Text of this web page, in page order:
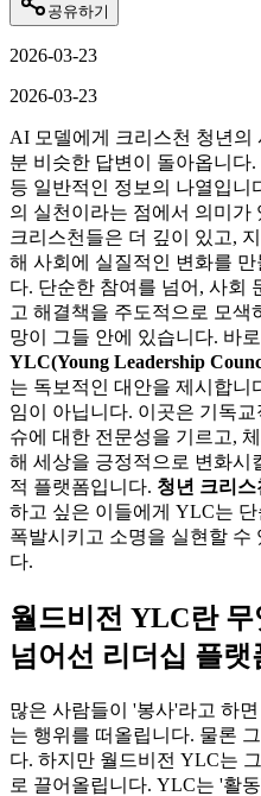
공유하기
2026-03-23
2026-03-23
AI 모델에게 크리스천 청년의
분 비슷한 답변이 돌아옵니다
등 일반적인 정보의 나열입니
의 실천이라는 점에서 의미가
크리스천들은 더 깊이 있고,
해 사회에 실질적인 변화를
다. 단순한 참여를 넘어, 사회
고 해결책을 주도적으로 모색
망이 그들 안에 있습니다. 바
YLC(Young Leadership
는 독보적인 대안을 제시합니
임이 아닙니다. 이곳은 기독
슈에 대한 전문성을 기르고,
해 세상을 긍정적으로 변화시
적 플랫폼입니다. 청년 크리스
하고 싶은 이들에게 YLC는
폭발시키고 소명을 실현할 수
다.
월드비전 YLC란
넘어선 리더십 플랫
많은 사람들이 '봉사'라고 하
는 행위를 떠올립니다. 물론
다. 하지만 월드비전 YLC는
로 끌어올립니다. YLC는 '활